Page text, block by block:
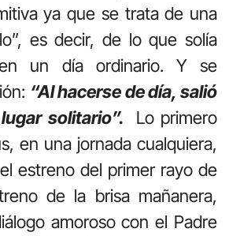
ya que se trata de una
es decir, de lo que solía
un día ordinario. Y se
“Al hacerse de día, salió
solitario”.
Lo primero
en una jornada cualquiera,
estreno del primer rayo de
de la brisa mañanera,
amoroso con el Padre